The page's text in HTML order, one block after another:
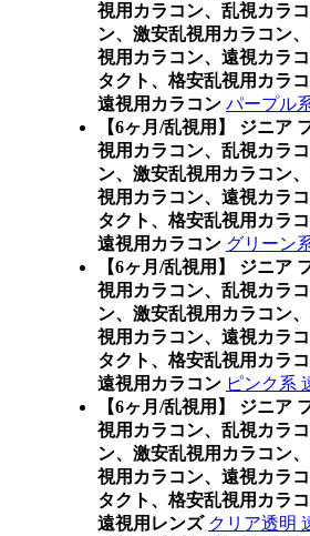
視用カラコン、乱視カラ
ン、激安乱視用カラコン
視用カラコン、遠視カラ
タクト、格安乱視用カラ
遠視用カラコン パープル
【6ヶ月/乱視用】 ジニア
視用カラコン、乱視カラ
ン、激安乱視用カラコン
視用カラコン、遠視カラ
タクト、格安乱視用カラ
遠視用カラコン グリーン
【6ヶ月/乱視用】 ジニア
視用カラコン、乱視カラ
ン、激安乱視用カラコン
視用カラコン、遠視カラ
タクト、格安乱視用カラ
遠視用カラコン ピンク系
【6ヶ月/乱視用】 ジニア
視用カラコン、乱視カラ
ン、激安乱視用カラコン
視用カラコン、遠視カラ
タクト、格安乱視用カラ
遠視用レンズ クリア透明